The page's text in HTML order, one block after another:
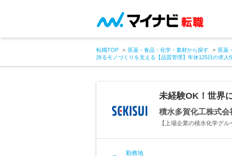
転職TOP 医薬・食品・化学・素材から探す 医薬
誇るモノづくりを支える【品質管理】年休125日の求人
未経験OK！世界
積水多賀化工株式会
【上場企業の積水化学グ
勤務地